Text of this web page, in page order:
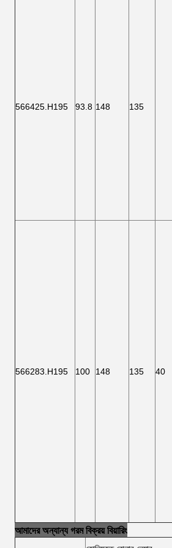
566425.H195 93.8 148 135
566283.H195 100 148 135 40
আমাদের অন্যান্য গরম বিক্রয় বিয়ারিং